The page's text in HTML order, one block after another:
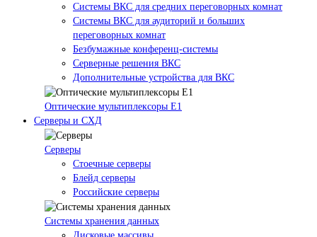
Системы ВКС для средних переговорных комнат
Системы ВКС для аудиторий и больших
переговорных комнат
Безбумажные конференц-системы
Серверные решения ВКС
Дополнительные устройства для ВКС
Оптические мультиплексоры Е1
Серверы и СХД
Серверы
Стоечные серверы
Блейд серверы
Российские серверы
Системы хранения данных